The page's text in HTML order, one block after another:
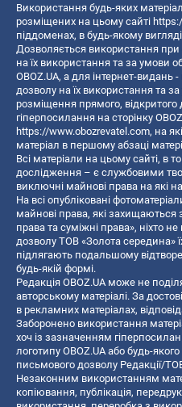
Використання будь-яких
розміщених на цьому сайті
піддоменах, в будь-якому
Дозволяється використання
на їх використання та за умови
OBOZ.UA, а для інтернет-
дозволу на їх використання та
розміщення прямого,
гіперпосилання на сторінку
https://www.obozrevatel.com, на
матеріал в першому абзаці
Всі матеріали на цьому сайті, в
дослідження – є службовими
виключні майнові права на які
На всі опубліковані
майнові права, які захищаються
права та суміжні права», ніхто
дозволу ТОВ «Золота середина»
підлягають подальшому
будь-якій формі.
Редакція OBOZ.UA може не
авторському матеріалі. За
в рекламних матеріалах,
Заборонено використання
хоч із зазначенням
логотипу OBOZ.UA або будь-
письмового дозволу Редакції/
Незаконним використанням
копiювання, публiкацiя,